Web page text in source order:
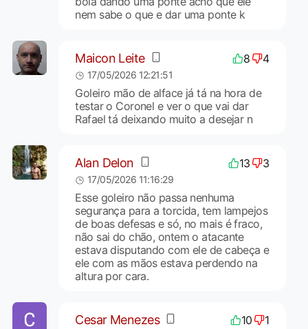
nem sabe o que e dar uma ponte k
Maicon Leite 8 4
17/05/2026 12:21:51
Goleiro mão de alface já tá na hora de
testar o Coronel e ver o que vai dar
Rafael tá deixando muito a desejar n
Alan Delon 13 3
17/05/2026 11:16:29
Esse goleiro não passa nenhuma
segurança para a torcida, tem lampejos
de boas defesas e só, no mais é fraco,
não sai do chão, ontem o atacante
estava disputando com ele de cabeça e
ele com as mãos estava perdendo na
altura por cara.
Cesar Menezes 10 1